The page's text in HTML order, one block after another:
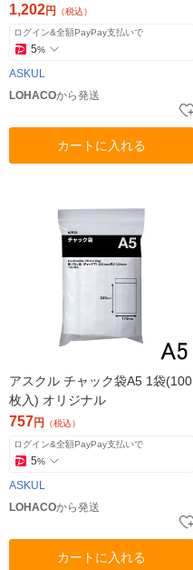
1,202円 （税込）
ログイン&全額PayPay支払いで
5%
ASKUL
LOHACOから発送
カートに入れる
アスクル チャック袋A5 1袋(100
枚入) オリジナル
757円 （税込）
ログイン&全額PayPay支払いで
5%
ASKUL
LOHACOから発送
カートに入れる